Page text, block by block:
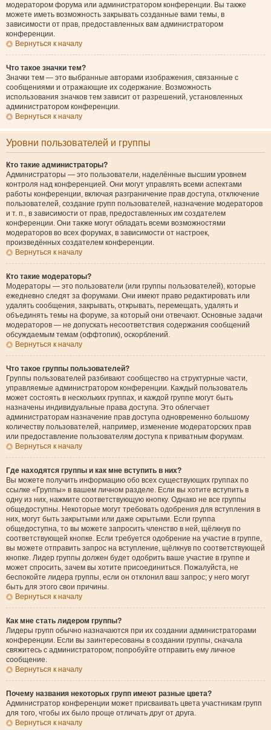
модератором форума или администратором конференции. Вы также
можете иметь возможность закрывать созданные вами темы, в
зависимости от прав, предоставленных вам администратором
конференции.
Вернуться к началу
Что такое значки тем?
Значки тем — это выбранные авторами изображения, связанные с
сообщениями и отражающие их содержание. Возможность
использования значков тем зависит от разрешений, установленных
администратором конференции.
Вернуться к началу
Уровни пользователей и группы
Кто такие администраторы?
Администраторы — это пользователи, наделённые высшим уровнем
контроля над конференцией. Они могут управлять всеми аспектами
работы конференции, включая разграничение прав доступа, отключение
пользователей, создание групп пользователей, назначение модераторов
и т. п., в зависимости от прав, предоставленных им создателем
конференции. Они также могут обладать всеми возможностями
модераторов во всех форумах, в зависимости от настроек,
произведённых создателем конференции.
Вернуться к началу
Кто такие модераторы?
Модераторы — это пользователи (или группы пользователей), которые
ежедневно следят за форумами. Они имеют право редактировать или
удалять сообщения, закрывать, открывать, перемещать, удалять и
объединять темы на форуме, за который они отвечают. Основные задачи
модераторов — не допускать несоответствия содержания сообщений
обсуждаемым темам (оффтопик), оскорблений.
Вернуться к началу
Что такое группы пользователей?
Группы пользователей разбивают сообщество на структурные части,
управляемые администратором конференции. Каждый пользователь
может состоять в нескольких группах, и каждой группе могут быть
назначены индивидуальные права доступа. Это облегчает
администраторам назначение прав доступа одновременно большому
количеству пользователей, например, изменение модераторских прав
или предоставление пользователям доступа к приватным форумам.
Вернуться к началу
Где находятся группы и как мне вступить в них?
Вы можете получить информацию обо всех существующих группах по
ссылке «Группы» в вашем личном разделе. Если вы хотите вступить в
одну из них, нажмите соответствующую кнопку. Однако не все группы
общедоступны. Некоторые могут требовать одобрения для вступления в
них, могут быть закрытыми или даже скрытыми. Если группа
общедоступна, то вы можете запросить членство в ней, щёлкнув по
соответствующей кнопке. Если требуется одобрение на участие в группе,
вы можете отправить запрос на вступление, щёлкнув по соответствующей
кнопке. Лидер группы должен будет одобрить ваше участие в группе и
может спросить, зачем вы хотите присоединиться. Пожалуйста, не
беспокойте лидера группы, если он отклонил ваш запрос; у него могут
быть для этого свои причины.
Вернуться к началу
Как мне стать лидером группы?
Лидеры групп обычно назначаются при их создании администраторами
конференции. Если вы заинтересованы в создании группы, сначала
свяжитесь с администратором; попробуйте отправить ему личное
сообщение.
Вернуться к началу
Почему названия некоторых групп имеют разные цвета?
Администратор конференции может присваивать цвета участникам групп
для того, чтобы их было проще отличать друг от друга.
Вернуться к началу